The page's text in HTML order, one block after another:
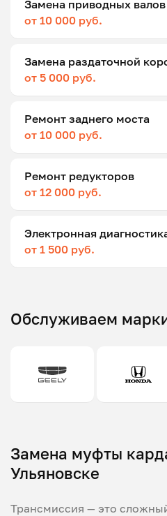
Замена приводных валов
от 10 000 руб.
Замена раздаточной
от 5 000 руб.
Ремонт заднего моста
от 10 000 руб.
Ремонт редукторов
от 12 000 руб.
Электронная
от 1 500 руб.
Обслуживаем
Замена муфты
Ульяновске
Трансмиссия — это